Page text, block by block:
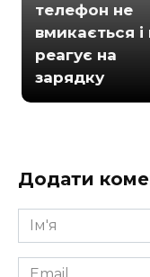
телефон не
вмикається і
реагує на
зарядку
Додати
Ім'я
*
Email